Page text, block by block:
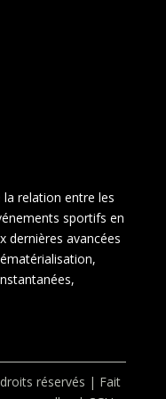
la relation entre les
sportifs en
dernières avancées
réservés | Fait